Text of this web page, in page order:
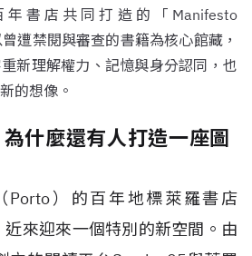
年書店共同打造的「Manifesto
遭禁閱與審查的書籍為核心館藏，
新理解權力、記憶與身分認同，也
的想像。
什麼還有人打造一座圖
Porto）的百年地標萊羅書店
近來迎來一個特別的新空間。由